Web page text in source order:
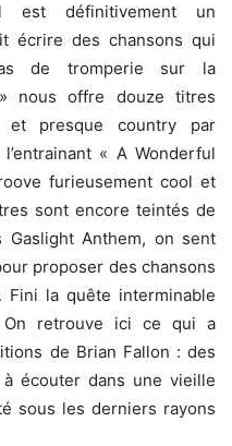
est définitivement un
écrire des chansons qui
de tromperie sur la
nous offre douze titres
et presque country par
« A Wonderful
furieusement cool et
sont encore teintés de
Anthem, on sent
proposer des chansons
la quête interminable
retrouve ici ce qui a
de Brian Fallon : des
à écouter dans une vieille
sous les derniers rayons